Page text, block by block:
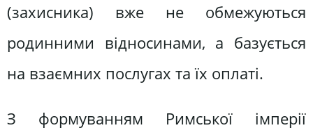
(захисника) вже не обмежуються
родинними відносинами, а базується
на взаємних послугах та їх оплаті.
З формуванням Римської імперії